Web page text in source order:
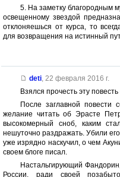
5. На заметку благородным
освещенному звездой
отклоняешься от курса, то
для возвращения на истинный
deti, 22 февраля 2016 г.
Взялся прочесть эту повесть
После заглавной повести
желание читать об Эрасте
высокомерный сноб, каким
нешуточно раздражать. Убили
уже изрядно наскучил, о чем
своем блоге писал.
Настальгирующий
России, ради своей